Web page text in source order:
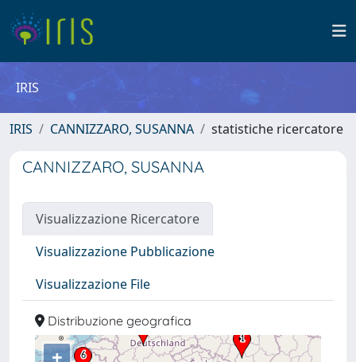
IRIS
IRIS CANNIZZARO, SUSANNA statistiche ricercatore
CANNIZZARO, SUSANNA
Visualizzazione Ricercatore
Visualizzazione Pubblicazione
Visualizzazione File
Distribuzione geografica